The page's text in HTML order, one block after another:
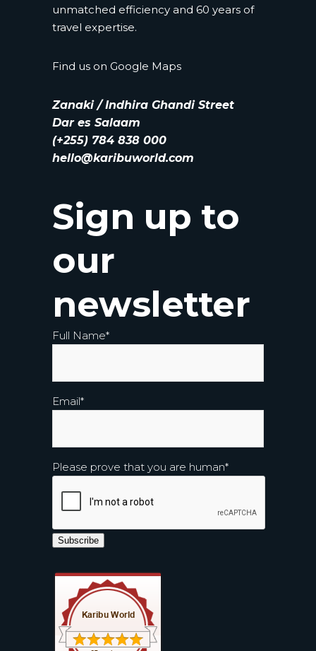
unmatched efficiency and 60 years of
travel expertise.
Find us on Google Maps
Zanaki / Indhira Ghandi Street
Dar es Salaam
(+255) 784 838 000
hello@karibuworld.com
Sign up to
our
newsletter
Full Name*
Email*
Please prove that you are human*
Subscribe